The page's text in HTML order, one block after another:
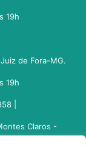
19h
de Fora-MG.
19h
|
Claros -